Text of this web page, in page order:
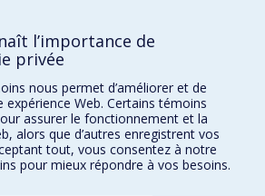
de l’activité physique
l’importance de
privée
nous permet d’améliorer et de
expérience Web. Certains témoins
assurer le fonctionnement et la
alors que d’autres enregistrent vos
tout, vous consentez à notre
pour mieux répondre à vos besoins.